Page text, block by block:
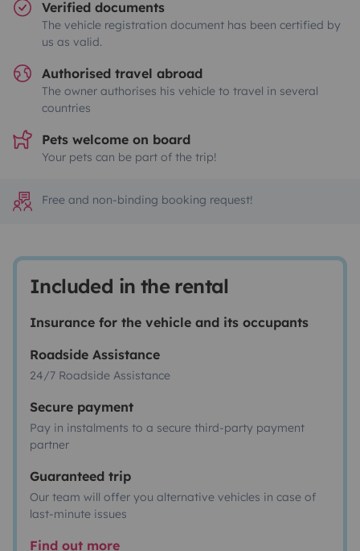
Verified documents
The vehicle registration document has been certified by
us as valid.
Authorised travel abroad
The owner authorises his vehicle to travel in several
countries
Pets welcome on board
Your pets can be part of the trip!
Free and non-binding booking request!
Included in the rental
Insurance for the vehicle and its occupants
Roadside Assistance
24/7 Roadside Assistance
Secure payment
Pay in instalments to a secure third-party payment
partner
Guaranteed trip
Our team will offer you alternative vehicles in case of
last-minute issues
Find out more